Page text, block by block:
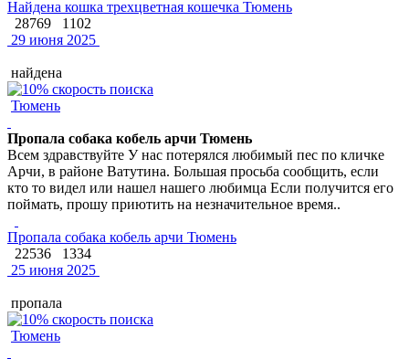
Найдена кошка трехцветная кошечка Тюмень
28769
1102
29 июня 2025
найдена
Тюмень
Пропала собака кобель арчи Тюмень
Всем здравствуйте У нас потерялся любимый пес по кличке
Арчи, в районе Ватутина. Большая просьба сообщить, если
кто то видел или нашел нашего любимца Если получится его
поймать, прошу приютить на незначительное время..
Пропала собака кобель арчи Тюмень
22536
1334
25 июня 2025
пропала
Тюмень